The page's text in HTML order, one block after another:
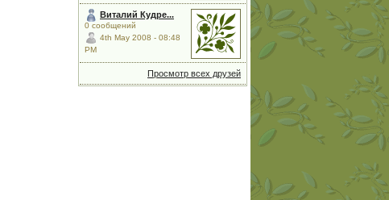
Виталий Кудре...
0 сообщений
4th May 2008 - 08:48
PM
Просмотр всех друзей